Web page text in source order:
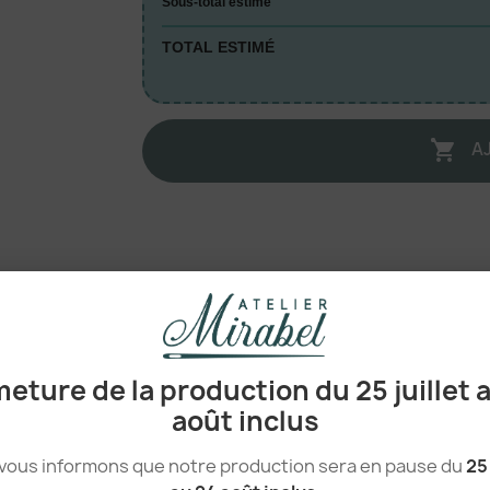
de la production du 25 juillet
août inclus
informons que notre production sera en pause du
TOTAL ESTIMÉ

100% Coton
Casquette